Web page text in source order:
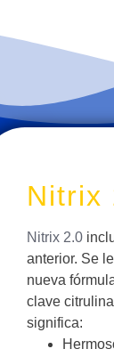
Nitrix
Nitrix 2.0
anterior. Se
nueva
clave
significa: